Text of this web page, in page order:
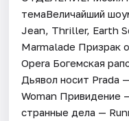
темаВеличайший
Jean, Thriller, Earth
Marmalade Призрак
Opera Богемская
Дьявол носит Prada
Woman Привидение
странные дела —